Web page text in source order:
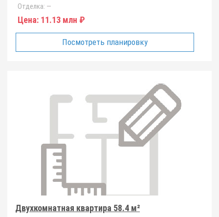
Отделка: —
Цена: 11.13 млн ₽
Посмотреть планировку
Двухкомнатная квартира 58.4 м²